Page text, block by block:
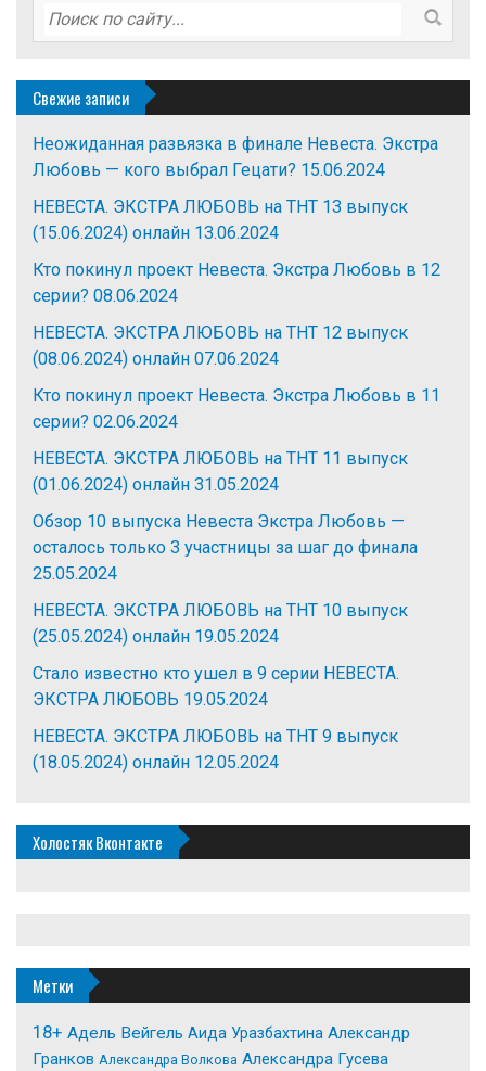
Свежие записи
Неожиданная развязка в финале Невеста. Экстра
Любовь — кого выбрал Гецати? 15.06.2024
НЕВЕСТА. ЭКСТРА ЛЮБОВЬ на ТНТ 13 выпуск
(15.06.2024) онлайн 13.06.2024
Кто покинул проект Невеста. Экстра Любовь в 12
серии? 08.06.2024
НЕВЕСТА. ЭКСТРА ЛЮБОВЬ на ТНТ 12 выпуск
(08.06.2024) онлайн 07.06.2024
Кто покинул проект Невеста. Экстра Любовь в 11
серии? 02.06.2024
НЕВЕСТА. ЭКСТРА ЛЮБОВЬ на ТНТ 11 выпуск
(01.06.2024) онлайн 31.05.2024
Обзор 10 выпуска Невеста Экстра Любовь —
осталось только 3 участницы за шаг до финала
25.05.2024
НЕВЕСТА. ЭКСТРА ЛЮБОВЬ на ТНТ 10 выпуск
(25.05.2024) онлайн 19.05.2024
Стало известно кто ушел в 9 серии НЕВЕСТА.
ЭКСТРА ЛЮБОВЬ 19.05.2024
НЕВЕСТА. ЭКСТРА ЛЮБОВЬ на ТНТ 9 выпуск
(18.05.2024) онлайн 12.05.2024
Холостяк Вконтакте
Метки
18+ Адель Вейгель Аида Уразбахтина Александр
Гранков Александра Волкова Александра Гусева